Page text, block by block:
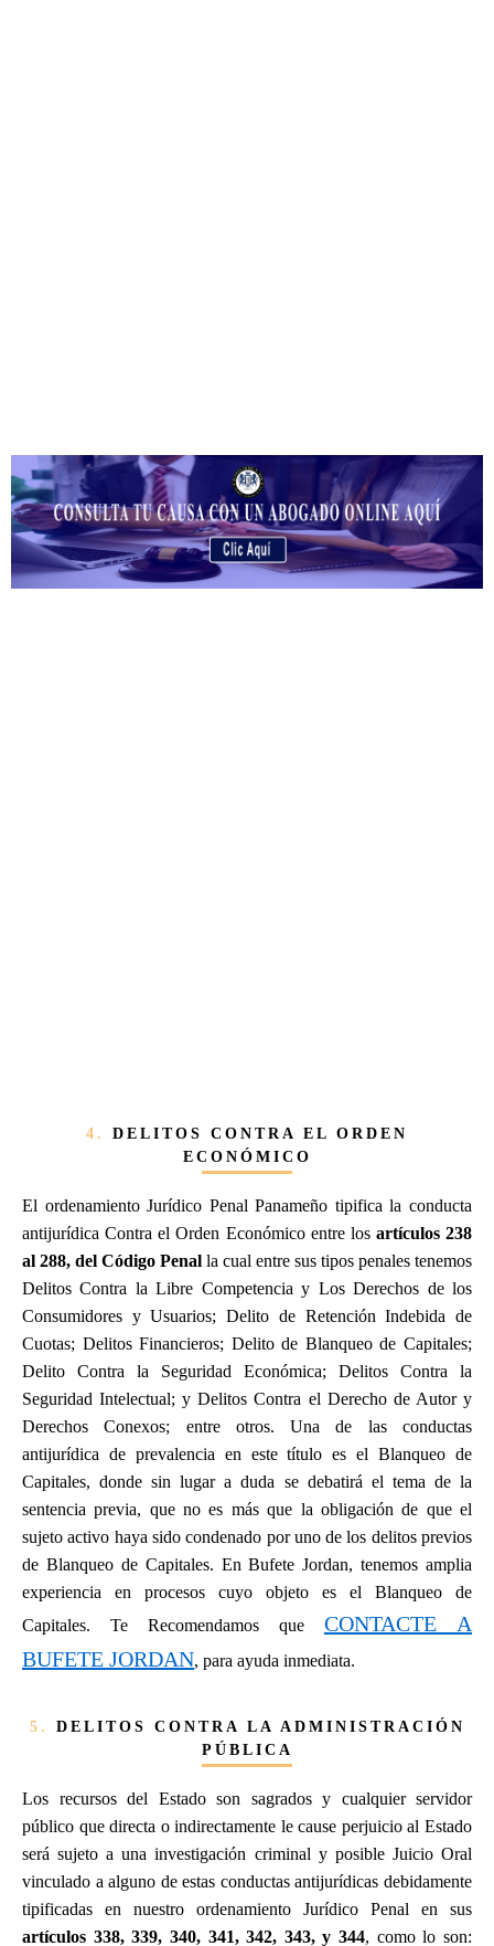
4. DELITOS CONTRA EL ORDEN
ECONÓMICO
El ordenamiento Jurídico Penal Panameño tipifica la conducta
antijurídica Contra el Orden Económico entre los artículos 238
al 288, del Código Penal la cual entre sus tipos penales tenemos
Delitos Contra la Libre Competencia y Los Derechos de los
Consumidores y Usuarios; Delito de Retención Indebida de
Cuotas; Delitos Financieros; Delito de Blanqueo de Capitales;
Delito Contra la Seguridad Económica; Delitos Contra la
Seguridad Intelectual; y Delitos Contra el Derecho de Autor y
Derechos Conexos; entre otros. Una de las conductas
antijurídica de prevalencia en este título es el Blanqueo de
Capitales, donde sin lugar a duda se debatirá el tema de la
sentencia previa, que no es más que la obligación de que el
sujeto activo haya sido condenado por uno de los delitos previos
de Blanqueo de Capitales. En Bufete Jordan, tenemos amplia
experiencia en procesos cuyo objeto es el Blanqueo de
Capitales. Te Recomendamos que CONTACTE A
BUFETE JORDAN, para ayuda inmediata.
5. DELITOS CONTRA LA ADMINISTRACIÓN
PÚBLICA
Los recursos del Estado son sagrados y cualquier servidor
público que directa o indirectamente le cause perjuicio al Estado
será sujeto a una investigación criminal y posible Juicio Oral
vinculado a alguno de estas conductas antijurídicas debidamente
tipificadas en nuestro ordenamiento Jurídico Penal en sus
artículos 338, 339, 340, 341, 342, 343, y 344, como lo son: